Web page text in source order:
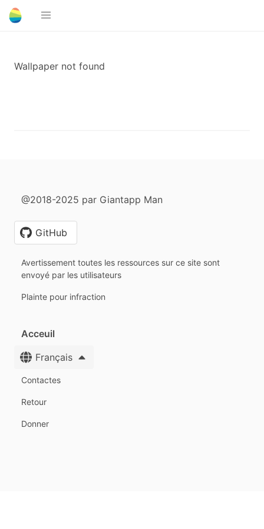
Wallpaper not found
@2018-2025 par Giantapp Man
GitHub
Avertissement toutes les ressources sur ce site sont
envoyé par les utilisateurs
Plainte pour infraction
Acceuil
Français
Contactes
Retour
Donner